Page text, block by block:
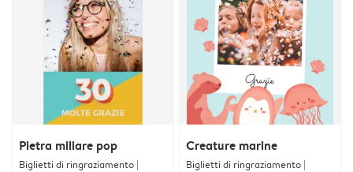
Pietra miliare pop
Biglietti di ringraziamento |
Creature marine
Biglietti di ringraziamento |